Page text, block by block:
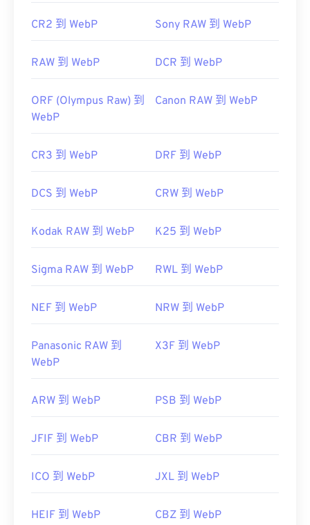
CR2 到 WebP Sony RAW 到 WebP
RAW 到 WebP DCR 到 WebP
ORF (Olympus Raw) 到
WebP
Canon RAW 到 WebP
CR3 到 WebP DRF 到 WebP
DCS 到 WebP CRW 到 WebP
Kodak RAW 到 WebP K25 到 WebP
Sigma RAW 到 WebP RWL 到 WebP
NEF 到 WebP NRW 到 WebP
Panasonic RAW 到
WebP
X3F 到 WebP
ARW 到 WebP PSB 到 WebP
JFIF 到 WebP CBR 到 WebP
ICO 到 WebP JXL 到 WebP
HEIF 到 WebP CBZ 到 WebP